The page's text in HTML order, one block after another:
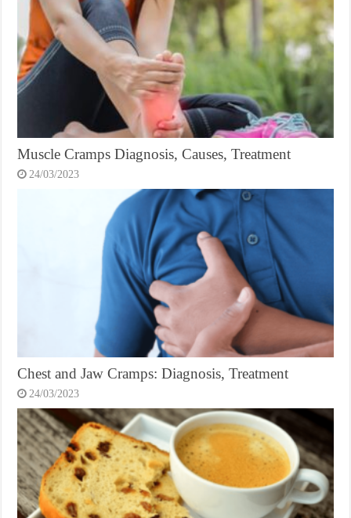
Muscle Cramps Diagnosis, Causes, Treatment
24/03/2023
Chest and Jaw Cramps: Diagnosis, Treatment
24/03/2023